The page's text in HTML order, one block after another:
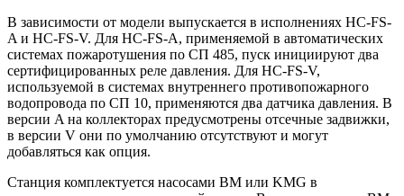
В зависимости от модели выпускается в исполнениях HC-FS-
A и HC-FS-V. Для HC-FS-A, применяемой в автоматических
системах пожаротушения по СП 485, пуск инициируют два
сертифицированных реле давления. Для HC-FS-V,
используемой в системах внутреннего противопожарного
водопровода по СП 10, применяются два датчика давления. В
версии A на коллекторах предусмотрены отсечные задвижки,
в версии V они по умолчанию отсутствуют и могут
добавляться как опция.
Станция комплектуется насосами BM или KMG в